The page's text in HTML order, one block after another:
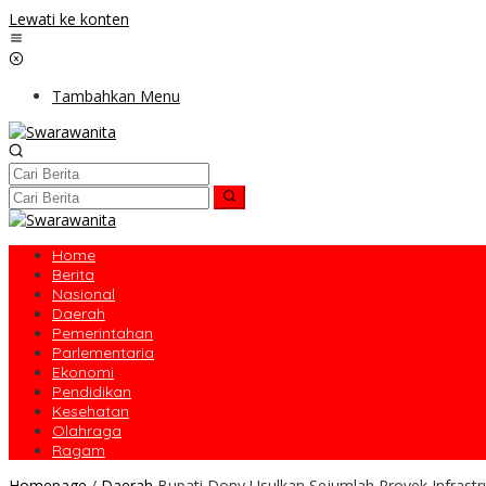
Lewati ke konten
Tambahkan Menu
Home
Berita
Nasional
Daerah
Pemerintahan
Parlementaria
Ekonomi
Pendidikan
Kesehatan
Olahraga
Ragam